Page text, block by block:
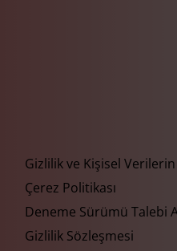
Gizlilik ve Kişisel
Çerez Politikası
Deneme Sürümü Talebi
Gizlilik Sözleşmesi